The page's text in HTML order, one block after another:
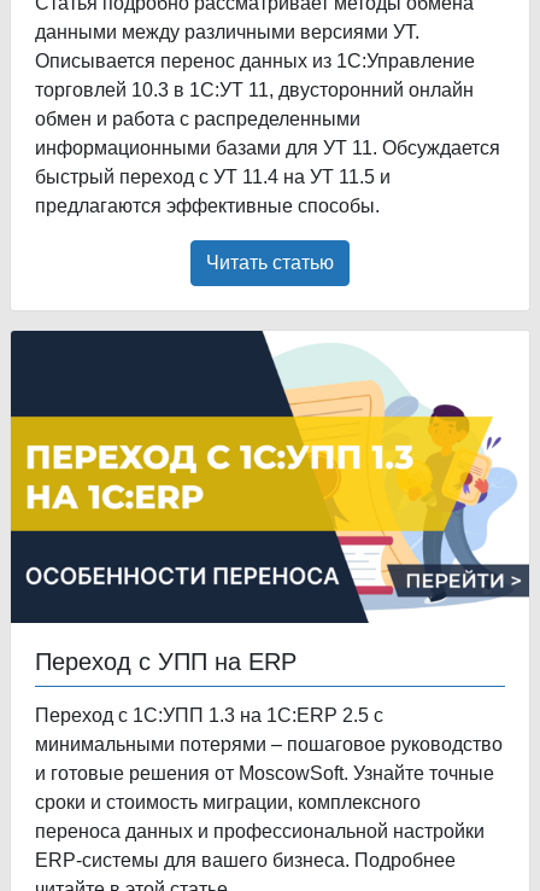
данными между различными версиями УТ.
Описывается перенос данных из 1С:Управление
торговлей 10.3 в 1С:УТ 11, двусторонний онлайн
обмен и работа с распределенными
информационными базами для УТ 11. Обсуждается
быстрый переход с УТ 11.4 на УТ 11.5 и
предлагаются эффективные способы.
Читать статью
Переход с УПП на ERP
Переход с 1С:УПП 1.3 на 1С:ERP 2.5 с
минимальными потерями – пошаговое руководство
и готовые решения от MoscowSoft. Узнайте точные
сроки и стоимость миграции, комплексного
переноса данных и профессиональной настройки
ERP-системы для вашего бизнеса. Подробнее